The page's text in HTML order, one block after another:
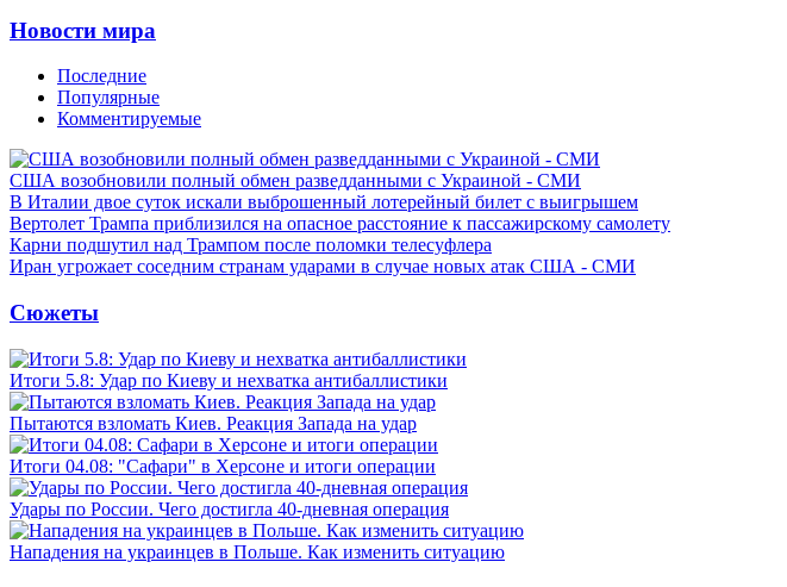
Новости мира
Последние
Популярные
Комментируемые
США возобновили полный обмен разведданными с Украиной - СМИ
В Италии двое суток искали выброшенный лотерейный билет с выигрышем
Вертолет Трампа приблизился на опасное расстояние к пассажирскому самолету
Карни подшутил над Трампом после поломки телесуфлера
Иран угрожает соседним странам ударами в случае новых атак США - СМИ
Сюжеты
Итоги 5.8: Удар по Киеву и нехватка антибаллистики
Пытаются взломать Киев. Реакция Запада на удар
Итоги 04.08: "Сафари" в Херсоне и итоги операции
Удары по России. Чего достигла 40-дневная операция
Нападения на украинцев в Польше. Как изменить ситуацию